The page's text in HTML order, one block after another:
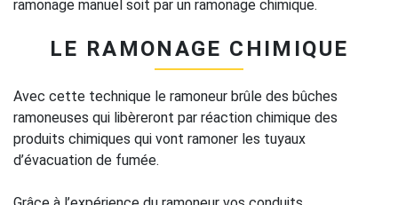
ramonage manuel soit par un ramonage chimique.
LE RAMONAGE CHIMIQUE
Avec cette technique le ramoneur brûle des bûches
ramoneuses qui libèreront par réaction chimique des
produits chimiques qui vont ramoner les tuyaux
d’évacuation de fumée.